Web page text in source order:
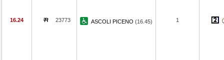
16.24 23773 ASCOLI PICENO (16.45) 1